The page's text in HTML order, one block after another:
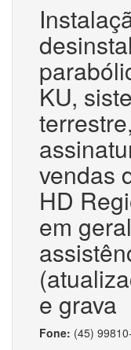
KU,
vendas
HD
em
e grava
Fone: (45)